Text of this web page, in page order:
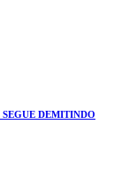
DEMITINDO